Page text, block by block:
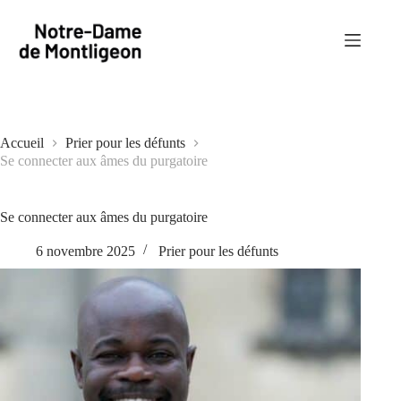
contenu
Accueil
Prier pour les défunts
Se connecter aux âmes du purgatoire
Se connecter aux âmes du purgatoire
6 novembre 2025 Prier pour les défunts